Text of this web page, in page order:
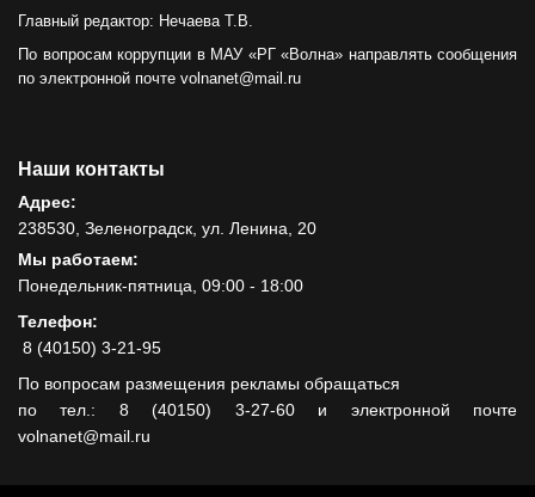
Главный редактор: Нечаева Т.В.
По вопросам коррупции в МАУ «РГ «Волна» направлять сообщения
по электронной почте volnanet@mail.ru
Наши контакты
Адрес:
238530, Зеленоградск, ул. Ленина, 20
Мы работаем:
Понедельник-пятница, 09:00 - 18:00
Телефон:
8 (40150) 3-21-95
По вопросам размещения рекламы обращаться
по тел.: 8 (40150) 3-27-60 и электронной почте
volnanet@mail.ru